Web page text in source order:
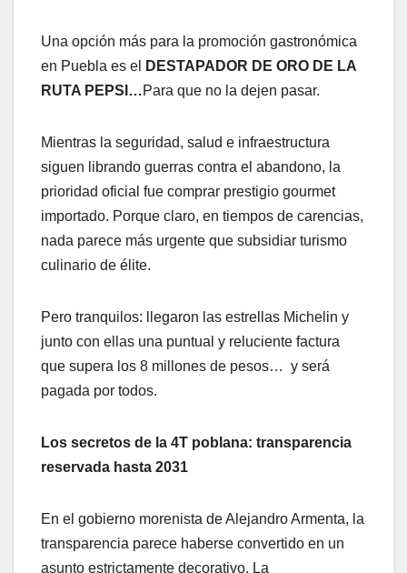
Una opción más para la promoción gastronómica
en Puebla es el
DESTAPADOR DE ORO DE LA
RUTA PEPSI…Para que no la dejen pasar.
Mientras la seguridad, salud e infraestructura
siguen librando guerras contra el abandono, la
prioridad oficial fue comprar prestigio gourmet
importado. Porque claro, en tiempos de carencias,
nada parece más urgente que subsidiar turismo
culinario de élite.
Pero tranquilos: llegaron las estrellas Michelin y
junto con ellas una puntual y reluciente factura
que supera los 8 millones de pesos… y será
pagada por todos.
Los secretos de la 4T poblana: transparencia
reservada hasta 2031
En el gobierno morenista de Alejandro Armenta, la
transparencia parece haberse convertido en un
asunto estrictamente decorativo. La